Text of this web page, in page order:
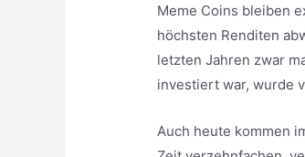
Meme Coins bleiben
höchsten Renditen
letzten Jahren zwar
investiert war, wurde
Auch heute kommen